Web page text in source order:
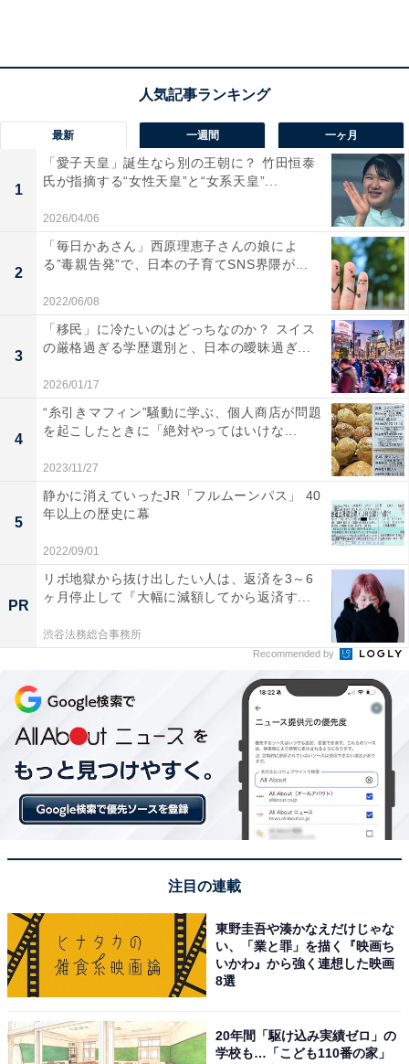
結果は、トイレマットが「いる」派が47.6％、「いらな
ほうが高い結果となりました。
＞＞あなたはマット派？スリッパ派？それともどっちも
派？
それぞれの主張は、以下のようになりました。
〇トイレマット「いる」派
床材を直接汚すのを防止するため。また、マットが
あると、座ったときも足元にクッション性があり落
ち着きます。（女性 56歳 兵庫県）
床に直接汚れを付着させないようにするため必要。
最も多かった理由は、床の汚れ防止のためでした。1日
に何度も利用する場所なだけに、床を清潔に保ちたいと
思っている人は多いようです。
冬場に足が冷えるのであったほうがいい。特に1階
は冷えるので必要。（女性 50歳 神奈川県）
スリッパを使わないため足が冷えるから。汚れ防止
のため。（女性 47歳 岐阜県）
の冷えを緩和するというもの。特にスリッパを使用して
いない人にとっては、床の冷えが気になるかもしれませ
ん。トイレマットがあれば、快適に過ごすことができま
〇トイレマット「いらない」派
最新 一週間 一ヶ月
1
「愛子天皇」誕生なら別の王朝に？ 竹田恒泰
氏が指摘する“女性天皇”と“女系天皇”...
2026/04/06
2
「毎日かあさん」西原理恵子さんの娘によ
る”毒親告発”で、日本の子育てSNS界隈が...
2022/06/08
3
「移民」に冷たいのはどっちなのか？ スイス
の厳格過ぎる学歴選別と、日本の曖昧過ぎ...
2026/01/17
4
“糸引きマフィン”騒動に学ぶ、個人商店が問題
を起こしたときに「絶対やってはいけな...
2023/11/27
5
静かに消えていったJR「フルムーンパス」 40
年以上の歴史に幕
2022/09/01
PR
リボ地獄から抜け出したい人は、返済を3～6
ヶ月停止して『大幅に減額してから返済す...
渋谷法務総合事務所
Recommended by
注目の連載
東野圭吾や湊かなえだけじゃな
い、「業と罪」を描く『映画ち
いかわ』から強く連想した映画
8選
20年間「駆け込み実績ゼロ」の
学校も…「こども110番の家」